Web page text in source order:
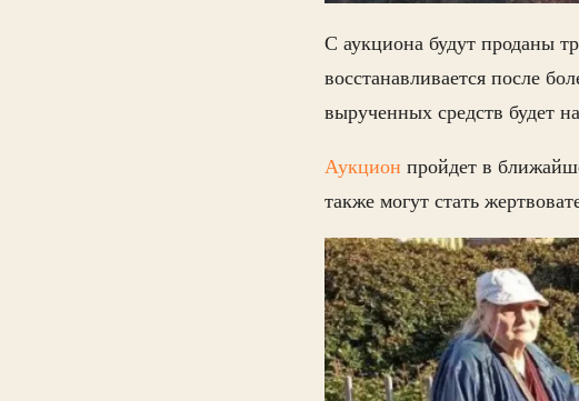
С аукциона будут проданы
восстанавливается после
вырученных средств будет
Аукцион пройдет в
также могут стать